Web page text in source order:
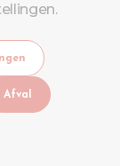
glitters,
te
Afval